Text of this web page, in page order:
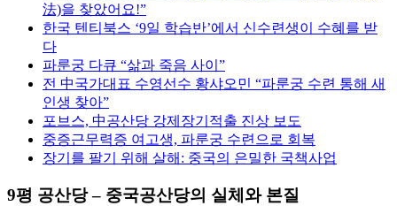
法)을 찾았어요!”
한국 텐티북스 ‘9일 학습반’에서 신수련생이 수혜를 받
다
파룬궁 다큐 “삶과 죽음 사이”
전 中국가대표 수영선수 황샤오민 “파룬궁 수련 통해 새
인생 찾아”
포브스, 中공산당 강제장기적출 진상 보도
중증근무력증 여고생, 파룬궁 수련으로 회복
장기를 팔기 위해 살해: 중국의 은밀한 국책사업
9평 공산당 – 중국공산당의 실체와 본질